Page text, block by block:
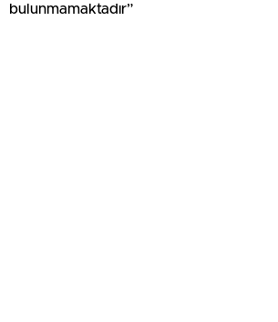
bulunmamaktadır”